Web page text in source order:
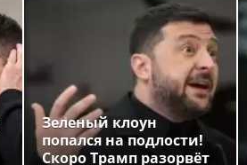
Зеленый клоун
попался на подлости!
Скоро Трамп разорвёт